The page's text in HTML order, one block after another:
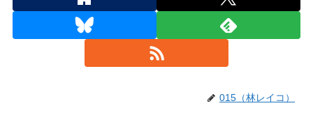
015（林レイコ）